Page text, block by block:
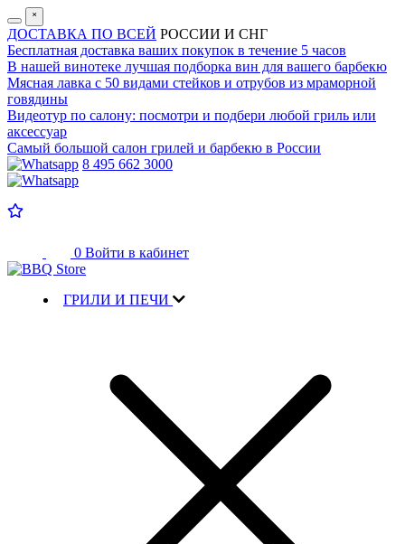
˟
ДОСТАВКА ПО ВСЕЙ РОССИИ И СНГ
Бесплатная доставка ваших покупок в течение 5 часов
В нашей винотеке лучшая подборка вин для вашего барбекю
Мясная лавка с 50 видами стейков и отрубов из мраморной
говядины
Видеотур по салону: посмотри и подбери любой гриль или
аксессуар
Самый большой салон грилей и барбекю в России
8 495 662 3000
0 Войти в кабинет
ГРИЛИ И ПЕЧИ